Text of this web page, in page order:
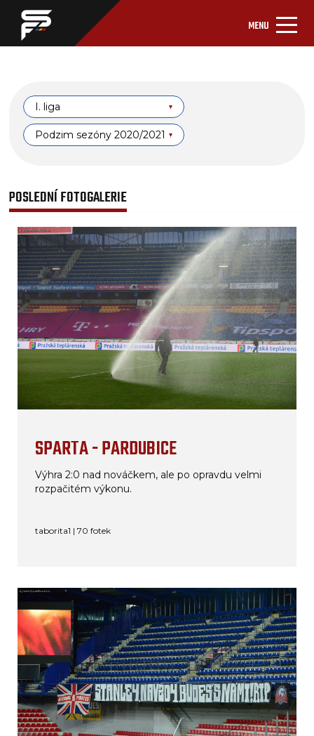
MENU
I. liga
Podzim sezóny 2020/2021
POSLEDNÍ FOTOGALERIE
SPARTA - PARDUBICE
Výhra 2:0 nad nováčkem, ale po opravdu velmi
rozpačitém výkonu.
taborita1 | 70 fotek